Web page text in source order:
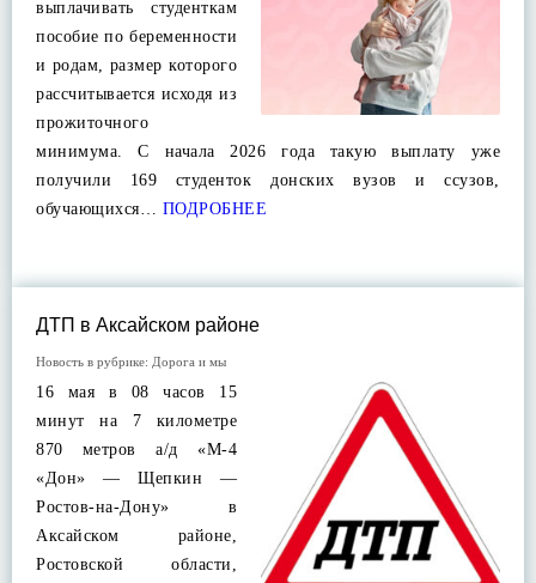
выплачивать студенткам
пособие по беременности
и родам, размер которого
рассчитывается исходя из
прожиточного
минимума. С начала 2026 года такую выплату уже
получили 169 студенток донских вузов и ссузов,
обучающихся… ПОДРОБНЕЕ
ДТП в Аксайском районе
Новость в рубрике: Дорога и мы
16 мая в 08 часов 15
минут на 7 километре
870 метров а/д «М-4
«Дон» — Щепкин —
Ростов-на-Дону» в
Аксайском районе,
Ростовской области,